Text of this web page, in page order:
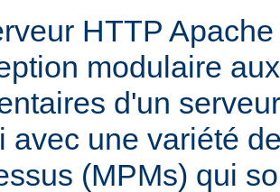
HTTP
modulaire
d'un
avec une variété
(MPMs) qui